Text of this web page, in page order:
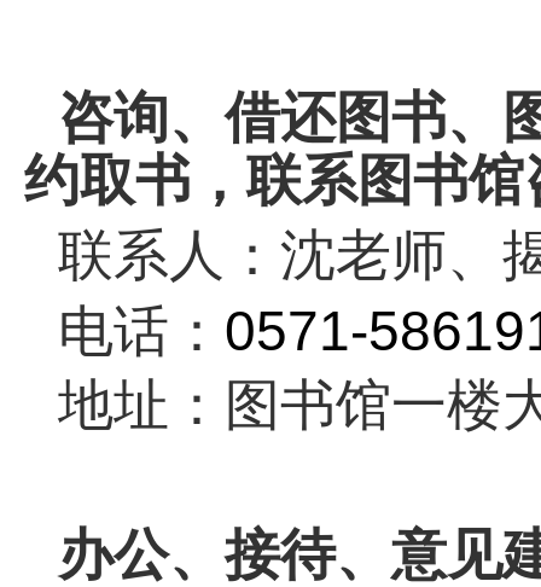
咨询、借还图书、
约取书，联系图书馆
联系人：沈老师、
电话： 0571-
地址：图书馆一楼
办公、接待、 意见